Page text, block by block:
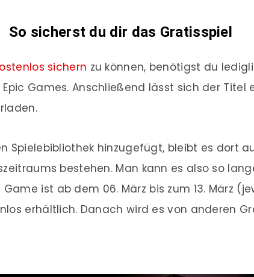
So sicherst du dir das Gratisspiel
sichern zu können, benötigst du
Epic Games. Anschließend lässt sich der Titel
Spielebibliothek hinzugefügt, bleibt es dort
bestehen. Man kann es also so
ist ab dem 06. März bis zum 13. März
erhältlich. Danach wird es von anderen